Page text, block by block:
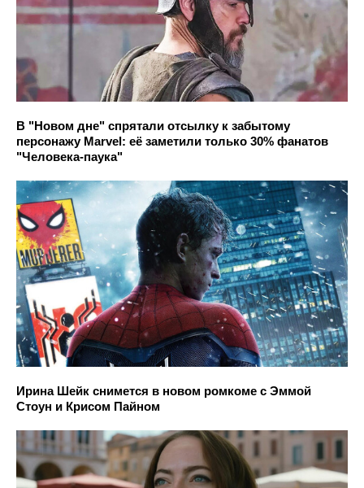
В "Новом дне" спрятали отсылку к забытому
персонажу Marvel: её заметили только 30% фанатов
"Человека-паука"
Ирина Шейк снимется в новом ромкоме с Эммой
Стоун и Крисом Пайном